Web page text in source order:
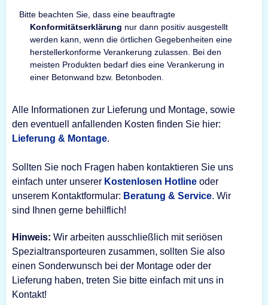
Bitte beachten Sie, dass eine beauftragte
Konformitätserklärung nur dann positiv ausgestellt
werden kann, wenn die örtlichen Gegebenheiten eine
herstellerkonforme Verankerung zulassen. Bei den
meisten Produkten bedarf dies eine Verankerung in
einer Betonwand bzw. Betonboden.
Alle Informationen zur Lieferung und Montage, sowie
den eventuell anfallenden Kosten finden Sie hier:
Lieferung & Montage.
Sollten Sie noch Fragen haben kontaktieren Sie uns
einfach unter unserer Kostenlosen Hotline oder
unserem Kontaktformular: Beratung & Service. Wir
sind Ihnen gerne behilflich!
Hinweis: Wir arbeiten ausschließlich mit seriösen
Spezialtransporteuren zusammen, sollten Sie also
einen Sonderwunsch bei der Montage oder der
Lieferung haben, treten Sie bitte einfach mit uns in
Kontakt!